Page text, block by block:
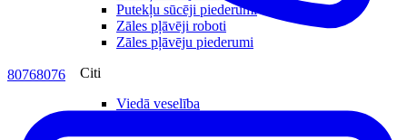
Putekļu sūcēji piederumi
Zāles pļāvēji roboti
Zāles pļāvēju piederumi
Citi
Viedā veselība
80768076